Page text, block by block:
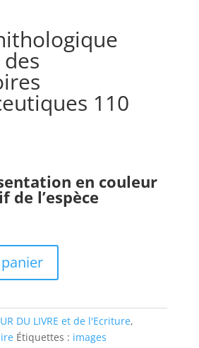
110
en couleur
de l’espèce
DU LIVRE et de l'Ecriture,
Étiquettes : images